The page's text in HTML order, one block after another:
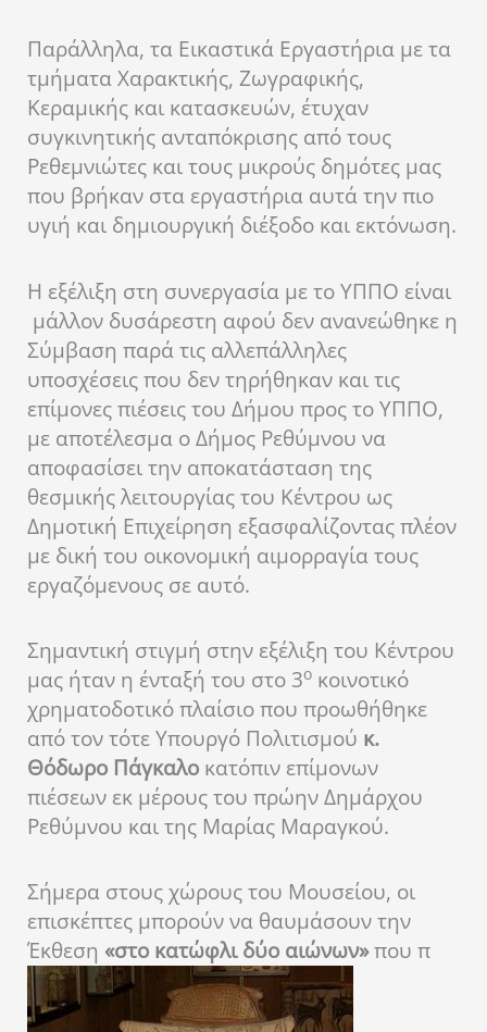
Παράλληλα, τα Εικαστικά Εργαστήρια με τα
τμήματα Χαρακτικής, Ζωγραφικής,
Κεραμικής και κατασκευών, έτυχαν
συγκινητικής ανταπόκρισης από τους
Ρεθεμνιώτες και τους μικρούς δημότες μας
που βρήκαν στα εργαστήρια αυτά την πιο
υγιή και δημιουργική διέξοδο και εκτόνωση.
Η εξέλιξη στη συνεργασία με το ΥΠΠΟ είναι
μάλλον δυσάρεστη αφού δεν ανανεώθηκε η
Σύμβαση παρά τις αλλεπάλληλες
υποσχέσεις που δεν τηρήθηκαν και τις
επίμονες πιέσεις του Δήμου προς το ΥΠΠΟ,
με αποτέλεσμα ο Δήμος Ρεθύμνου να
αποφασίσει την αποκατάσταση της
θεσμικής λειτουργίας του Κέντρου ως
Δημοτική Επιχείρηση εξασφαλίζοντας πλέον
με δική του οικονομική αιμορραγία τους
εργαζόμενους σε αυτό.
Σημαντική στιγμή στην εξέλιξη του Κέντρου
μας ήταν η ένταξή του στο 3ο κοινοτικό
χρηματοδοτικό πλαίσιο που προωθήθηκε
από τον τότε Υπουργό Πολιτισμού κ.
Θόδωρο Πάγκαλο κατόπιν επίμονων
πιέσεων εκ μέρους του πρώην Δημάρχου
Ρεθύμνου και της Μαρίας Μαραγκού.
Σήμερα στους χώρους του Μουσείου, οι
επισκέπτες μπορούν να θαυμάσουν την
Έκθεση «στο κατώφλι δύο αιώνων»που π